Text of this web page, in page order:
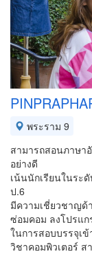
พระราม 9
สามารถสอนภาษา
อย่างดี
เน้นนักเรียนในระ
ป.6
มีความเชี่ยวชาญด้
ซ่อมคอม ลงโปรแ
ในการสอบบรรจุเ
วิชาคอมพิวเตอร์